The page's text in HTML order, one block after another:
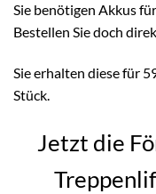
Sie benötigen Akkus
Bestellen Sie doch
Sie erhalten diese für
Stück.
Jetzt die